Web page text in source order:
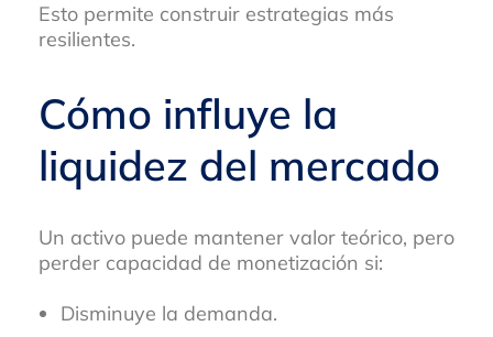
Esto permite construir estrategias más
resilientes.
Cómo influye la
liquidez del mercado
Un activo puede mantener valor teórico, pero
perder capacidad de monetización si:
Disminuye la demanda.